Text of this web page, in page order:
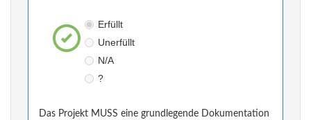
Erfüllt
Unerfüllt
N/A
?
Das Projekt MUSS eine grundlegende Dokumentation